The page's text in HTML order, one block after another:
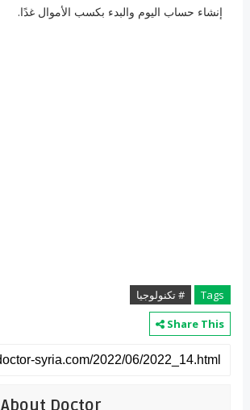
إنشاء حساب اليوم والبدء بكسب الأموال غدًا.
Tags
# تكنولوجيا
Share This